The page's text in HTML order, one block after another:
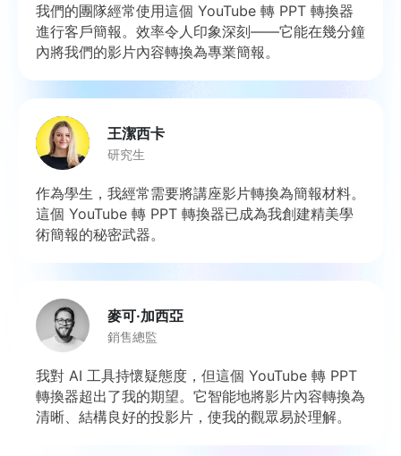
我們的團隊經常使用這個 YouTube 轉 PPT 轉換器
進行客戶簡報。效率令人印象深刻——它能在幾分鐘
內將我們的影片內容轉換為專業簡報。
王潔西卡
研究生
作為學生，我經常需要將講座影片轉換為簡報材料。
這個 YouTube 轉 PPT 轉換器已成為我創建精美學
術簡報的秘密武器。
麥可·加西亞
銷售總監
我對 AI 工具持懷疑態度，但這個 YouTube 轉 PPT
轉換器超出了我的期望。它智能地將影片內容轉換為
清晰、結構良好的投影片，使我的觀眾易於理解。